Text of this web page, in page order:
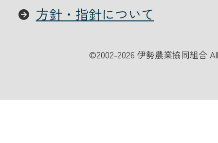
方針・指針について
©2002-2026 伊勢農業協同組合